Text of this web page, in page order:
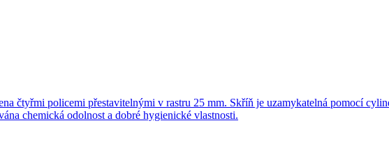
čtyřmi policemi přestavitelnými v rastru 25 mm. Skříň je uzamykatelná pomocí
chemická odolnost a dobré hygienické vlastnosti.